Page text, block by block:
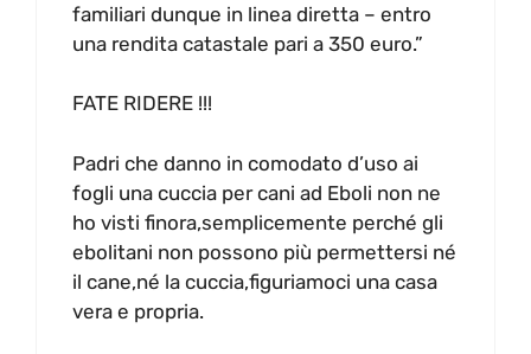
familiari dunque in linea diretta – entro
una rendita catastale pari a 350 euro.”
FATE RIDERE !!!
Padri che danno in comodato d’uso ai
fogli una cuccia per cani ad Eboli non ne
ho visti finora,semplicemente perché gli
ebolitani non possono più permettersi né
il cane,né la cuccia,figuriamoci una casa
vera e propria.